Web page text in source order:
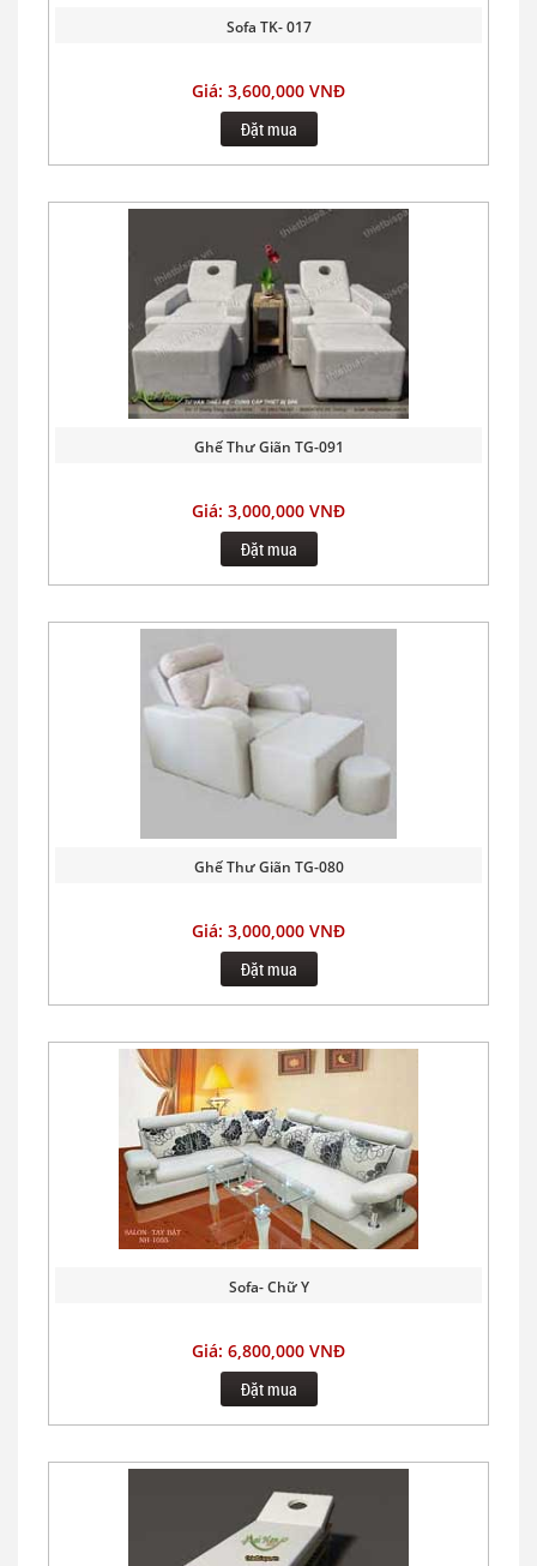
Sofa TK- 017
Giá: 3,600,000 VNĐ
Đặt mua
Ghế Thư Giãn TG-091
Giá: 3,000,000 VNĐ
Đặt mua
Ghế Thư Giãn TG-080
Giá: 3,000,000 VNĐ
Đặt mua
Sofa- Chữ Y
Giá: 6,800,000 VNĐ
Đặt mua